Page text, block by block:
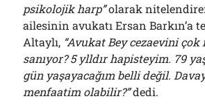
Arşivler
psikolojik harp”olarak
ailesinin avukatı Ersan Barkın’a
Altaylı, “Avukat Bey cezaevini çok
sanıyor? 5 ylldır hapisteyim. 79
gün yaşayacağım belli değil.
menfaatim olabilir?”dedi.